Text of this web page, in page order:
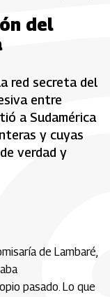
del
red secreta del
entre
a Sudamérica
y cuyas
verdad y
de Lambaré,
pasado. Lo que